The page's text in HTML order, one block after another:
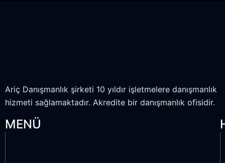
Ariç Danışmanlık şirketi 10 yıldır işletmelere danışmanlık
hizmeti sağlamaktadır. Akredite bir danışmanlık ofisidir.
MENÜ